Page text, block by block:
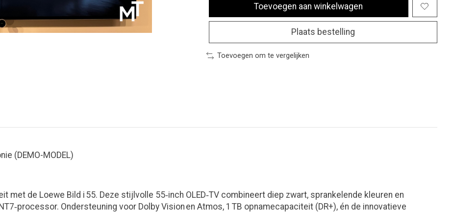
Toevoegen aan winkelwagen
Plaats bestelling
Toevoegen om te vergelijken
(DEMO-MODEL)
de Loewe Bild i 55. Deze stijlvolle 55‑inch OLED‑TV combineert diep zwart, sprankelende kleuren en
Ondersteuning voor Dolby Vision en Atmos, 1 TB opnamecapaciteit (DR+), én de innovatieve